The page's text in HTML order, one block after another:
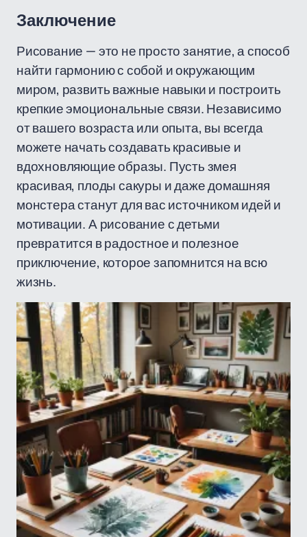
Заключение
Рисование — это не просто занятие, а способ
найти гармонию с собой и окружающим
миром, развить важные навыки и построить
крепкие эмоциональные связи. Независимо
от вашего возраста или опыта, вы всегда
можете начать создавать красивые и
вдохновляющие образы. Пусть змея
красивая, плоды сакуры и даже домашняя
монстера станут для вас источником идей и
мотивации. А рисование с детьми
превратится в радостное и полезное
приключение, которое запомнится на всю
жизнь.